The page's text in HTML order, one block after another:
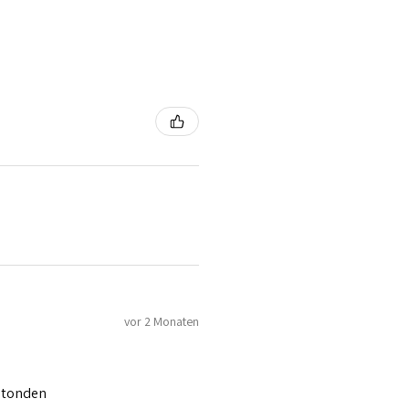
vor 2 Monaten